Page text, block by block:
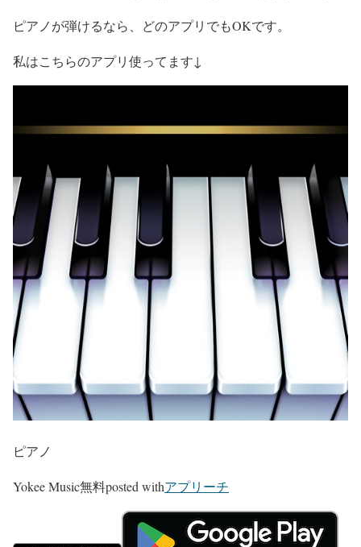
ピアノが弾けるなら、どのアプリでもOKです。
私はこちらのアプリ使ってます↓
ピアノ
Yokee Music無料posted withアプリーチ